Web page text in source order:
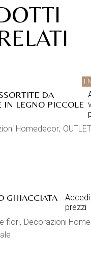
DA
IN LEGNO PICCOLE
Homedecor OUTLET
GHIACCIATA
prezzi
fiori Decorazioni